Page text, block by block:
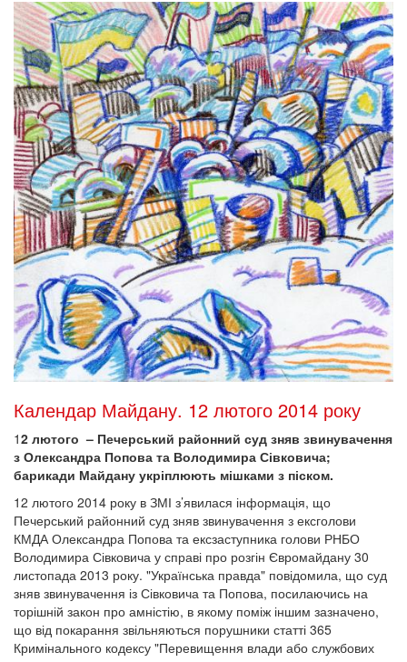
Календар Майдану. 12 лютого 2014 року
12 лютого – Печерський районний суд зняв звинувачення
з Олександра Попова та Володимира Сівковича;
барикади Майдану укріплюють мішками з піском.
12 лютого 2014 року в ЗМІ з’явилася інформація, що
Печерський районний суд зняв звинувачення з ексголови
КМДА Олександра Попова та ексзаступника голови РНБО
Володимира Сівковича у справі про розгін Євромайдану 30
листопада 2013 року. "Українська правда" повідомила, що суд
зняв звинувачення із Сівковича та Попова, посилаючись на
торішній закон про амністію, в якому поміж іншим зазначено,
що від покарання звільняються порушники статті 365
Кримінального кодексу "Перевищення влади або службових